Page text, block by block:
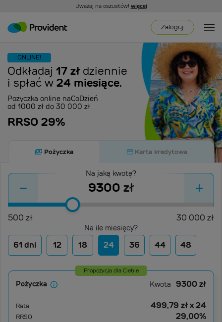
Uważaj na oszustów! więcej
Zaloguj
ONLINE!
Odkładaj 17 złdziennie
i spłać w 24 miesiące.
Pożyczka online naCoDzień
od 1000 zł do 30 000 zł
RRSO 29%
Pożyczka Karta kredytowa
Na jaką kwotę?
zł
- +
500 zł 30 000 zł
Na ile miesięcy?
61 dni 12 18 24 36 44 48
Propozycja dla Ciebie
Pożyczka Kwota 9300 zł
Rata 499,79 złx 24
RRSO 29,00%